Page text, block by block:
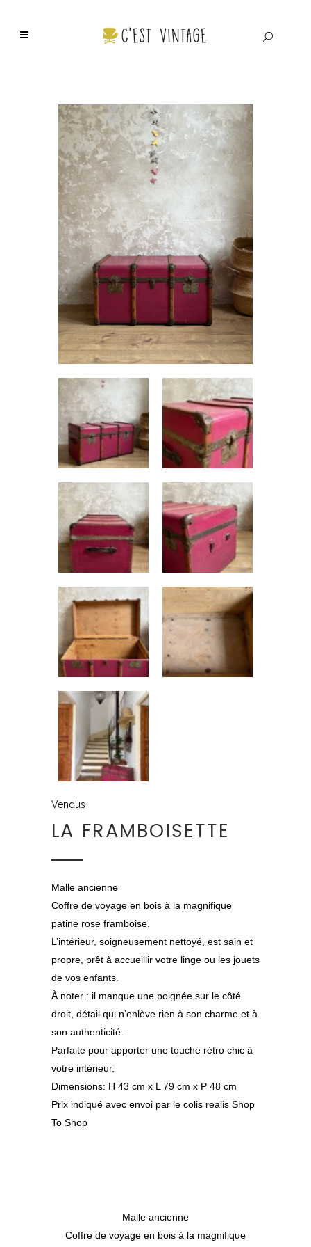
Vendus
LA FRAMBOISETTE
Malle ancienne
Coffre de voyage en bois à la magnifique
patine rose framboise.
L’intérieur, soigneusement nettoyé, est sain et
propre, prêt à accueillir votre linge ou les jouets
de vos enfants.
À noter : il manque une poignée sur le côté
droit, détail qui n’enlève rien à son charme et à
son authenticité.
Parfaite pour apporter une touche rétro chic à
votre intérieur.
Dimensions: H 43 cm x L 79 cm x P 48 cm
Prix indiqué avec envoi par le colis realis Shop
To Shop
Malle ancienne
Coffre de voyage en bois à la magnifique